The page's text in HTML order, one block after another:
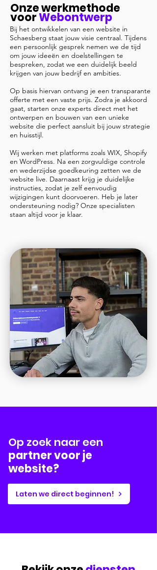
Onze werkmethode
voorWebontwerp
Bij het ontwikkelen van een website in
Schaesberg staat jouw visie centraal. Tijdens
een persoonlijk gesprek nemen we de tijd
om jouw ideeën en doelstellingen te
bespreken, zodat we een duidelijk beeld
krijgen van jouw bedrijf en ambities.
Op basis hiervan ontvang je een transparante
offerte met een vaste prijs. Zodra je akkoord
gaat, starten onze experts direct met het
ontwerpen en bouwen van een unieke
website die perfect aansluit bij jouw strategie
en huisstijl.
Wij werken met platforms zoals WIX, Shopify
en WordPress. Na een zorgvuldige controle
en wederzijdse goedkeuring zetten we de
website live. Daarnaast krijg je duidelijke
instructies, zodat je zelf eenvoudig
wijzigingen kunt doorvoeren. Heb je later
ondersteuning nodig? Onze specialisten
staan altijd voor je klaar.
Op zoek naar een
partner voor je
website?
Laten we direct beginnen!